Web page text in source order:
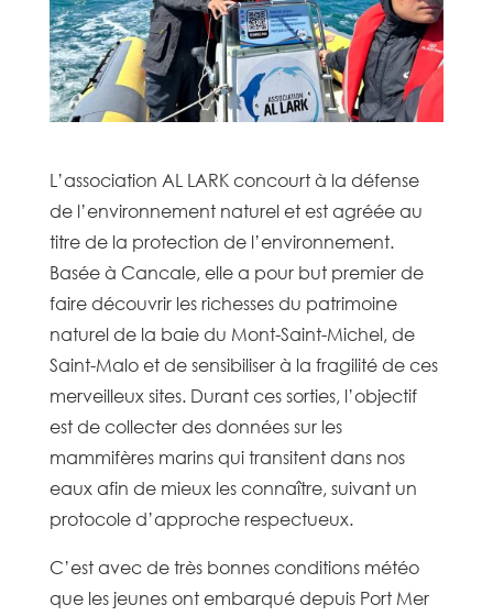
L’association AL LARK concourt à la défense
de l’environnement naturel et est agréée au
titre de la protection de l’environnement.
Basée à Cancale, elle a pour but premier de
faire découvrir les richesses du patrimoine
naturel de la baie du Mont-Saint-Michel, de
Saint-Malo et de sensibiliser à la fragilité de ces
merveilleux sites. Durant ces sorties, l’objectif
est de collecter des données sur les
mammifères marins qui transitent dans nos
eaux afin de mieux les connaître, suivant un
protocole d’approche respectueux.
C’est avec de très bonnes conditions météo
que les jeunes ont embarqué depuis Port Mer